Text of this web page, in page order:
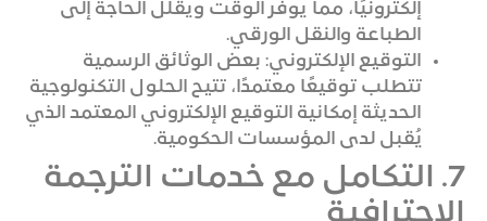
إلكترونيًا، مما يوفر الوقت ويقلل الحاجة إلى
الطباعة والنقل الورقي.
التوقيع الإلكتروني: بعض الوثائق الرسمية
تتطلب توقيعًا معتمدًا، تتيح الحلول التكنولوجية
الحديثة إمكانية التوقيع الإلكتروني المعتمد الذي
يُقبل لدى المؤسسات الحكومية.
7. التكامل مع خدمات الترجمة
الاحترافية